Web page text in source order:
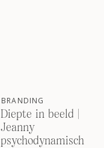
BRANDING
Diepte in beeld |
Jeanny
psychodynamisch